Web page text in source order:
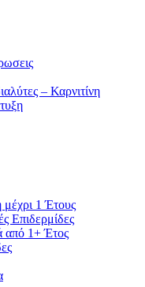
– Καρνιτίνη
μέχρι 1 Έτους
Επιδερμίδες
από 1+ Έτος